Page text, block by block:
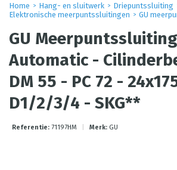
Home Hang- en sluitwerk Driepuntssluiting
Elektronische meerpuntssluitingen
GU
GU
Automatic -
DM 55 - PC 72 -
D1/2/3/4 - SKG**
Referentie: 71197HM Merk: GU